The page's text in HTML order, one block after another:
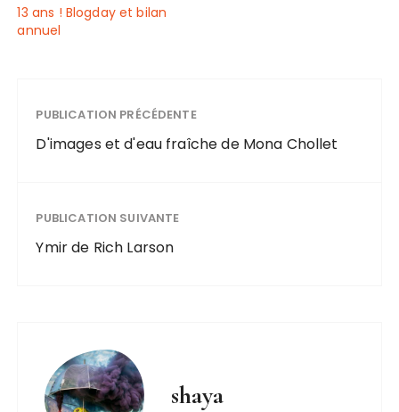
13 ans ! Blogday et bilan
annuel
PUBLICATION PRÉCÉDENTE
D'images et d'eau fraîche de Mona Chollet
PUBLICATION SUIVANTE
Ymir de Rich Larson
shaya